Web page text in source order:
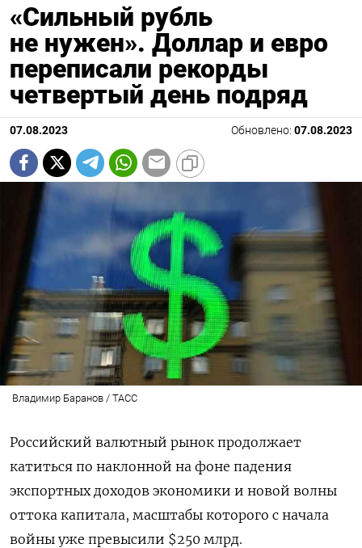
«Сильный рубль
не нужен». Доллар и евро
переписали рекорды
четвертый день подряд
07.08.2023 Обновлено: 07.08.2023
Владимир Баранов / ТАСС
Российский валютный рынок продолжает
катиться по наклонной на фоне падения
экспортных доходов экономики и новой волны
оттока капитала, масштабы которого с начала
войны уже превысили $250 млрд.